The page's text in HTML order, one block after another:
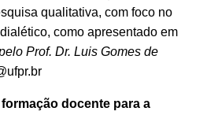
qualitativa, com foco no
como apresentado em
Prof. Dr. Luis Gomes de
docente para a